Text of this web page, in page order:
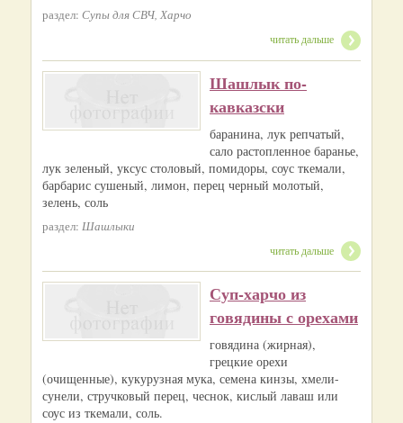
раздел: Супы для СВЧ, Харчо
читать дальше
Шашлык по-
кавказски
баранина, лук репчатый,
сало растопленное баранье,
лук зеленый, уксус столовый, помидоры, соус ткемали,
барбарис сушеный, лимон, перец черный молотый,
зелень, соль
раздел: Шашлыки
читать дальше
Суп-харчо из
говядины с орехами
говядина (жирная),
грецкие орехи
(очищенные), кукурузная мука, семена кинзы, хмели-
сунели, стручковый перец, чеснок, кислый лаваш или
соус из ткемали, соль.